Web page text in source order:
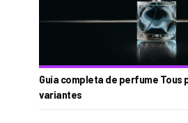
Guía completa de perfume Tous
variantes